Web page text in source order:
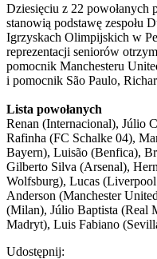
Dziesięciu z 22 powołanych
stanowią podstawę zespołu
Igrzyskach Olimpijskich w
reprezentacji seniorów
pomocnik Manchesteru
i pomocnik São Paulo,
Lista powołanych
Renan (Internacional), Júlio
Rafinha (FC Schalke 04),
Bayern), Luisão (Benfica),
Gilberto Silva (Arsenal),
Wolfsburg), Lucas
Anderson (Manchester
(Milan), Júlio Baptista (Real
Madryt), Luis Fabiano
Udostępnij: